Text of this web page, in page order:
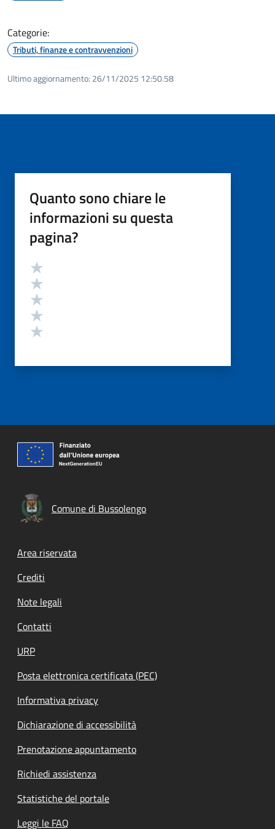
Categorie:
Tributi, finanze e contravvenzioni
Ultimo aggiornamento: 26/11/2025 12:50.58
Quanto sono chiare le
informazioni su questa
pagina?
Valutazione
Comune di Bussolengo
Footer menu
Area riservata
Crediti
Note legali
Contatti
URP
Posta elettronica certificata (PEC)
Informativa privacy
Dichiarazione di accessibilità
Prenotazione appuntamento
Richiedi assistenza
Statistiche del portale
Leggi le FAQ